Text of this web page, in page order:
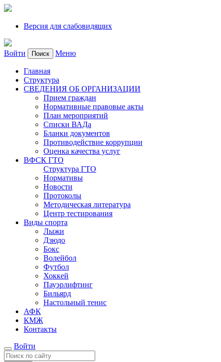
Версия для слабовидящих
Войти Поиск Меню
Главная
Структура
СВЕДЕНИЯ ОБ ОРГАНИЗАЦИИ
Прием граждан
Нормативные правовые акты
План мероприятий
Списки ВАДа
Бланки документов
Противодействие коррупции
Оценка качества услуг
ВФСК ГТО
Структура ГТО
Нормативы
Новости
Протоколы
Методическая литература
Центр тестирования
Виды спорта
Лыжи
Дзюдо
Бокс
Волейбол
Футбол
Хоккей
Пауэрлифтинг
Бильярд
Настольный тенис
АФК
КМЖ
Контакты
Войти